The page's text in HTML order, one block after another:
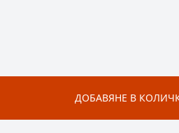
ДОБАВЯНЕ В